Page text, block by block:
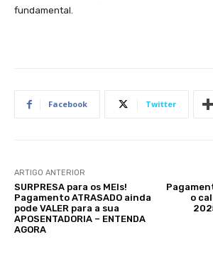
fundamental.
Facebook Twitter
ARTIGO ANTERIOR
SURPRESA para os MEIs!
Pagamento ATRASADO ainda
pode VALER para a sua
APOSENTADORIA – ENTENDA
AGORA
o